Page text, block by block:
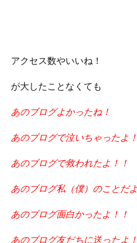
アクセス数やいいね！
が大したことなくても
あのブログよかったね！
あのブログで泣いちゃったよ！
あのブログで救われたよ！！
あのブログ私（僕）のことだ
あのブログ面白かったよ！！
あのブログ友だちに送ったよ！